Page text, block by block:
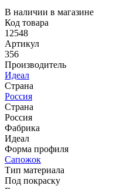
В наличии в магазине
Код товара
12548
Артикул
356
Производитель
Идеал
Страна
Россия
Страна
Россия
Фабрика
Идеал
Форма профиля
Сапожок
Тип материала
Под покраску